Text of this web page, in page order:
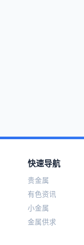
快速导航
贵金属
有色资讯
小金属
金属供求